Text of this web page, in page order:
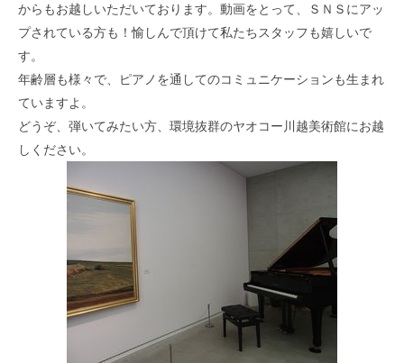
からもお越しいただいております。動画をとって、ＳＮＳにアッ
プされている方も！愉しんで頂けて私たちスタッフも嬉しいで
す。
年齢層も様々で、ピアノを通してのコミュニケーションも生まれ
ていますよ。
どうぞ、弾いてみたい方、環境抜群のヤオコー川越美術館にお越
しください。